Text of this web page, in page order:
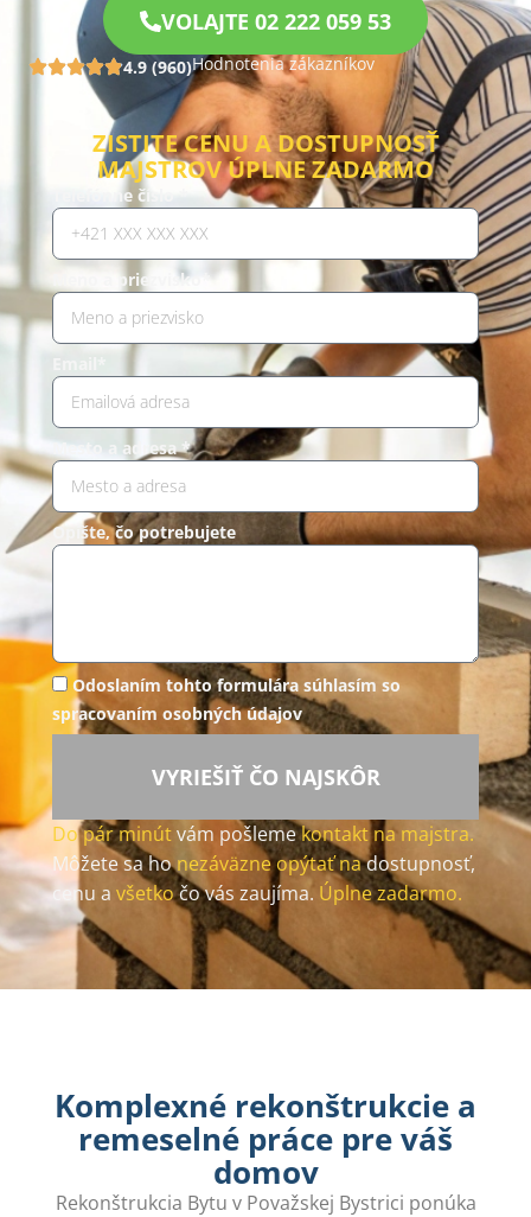
VOLAJTE 02 222 059 53
4.9 (960)Hodnotenia zákazníkov
ZISTITE CENU A DOSTUPNOSŤ
MAJSTROV ÚPLNE ZADARMO
Telefónne číslo *
Meno a priezvisko*
Mesto a adresa *
Opíšte, čo potrebujete
Odoslaním tohto formulára súhlasím so
spracovaním osobných údajov
VYRIEŠIŤ ČO NAJSKÔR
Do pár minútvám pošlemekontakt na majstra.
Môžete sa honezáväzne opýtať nadostupnosť,
cenu a všetkočo vás zaujíma. Úplne zadarmo.
Komplexné rekonštrukcie a
remeselné práce pre váš
domov
Rekonštrukcia Bytu v Považskej Bystrici ponúka